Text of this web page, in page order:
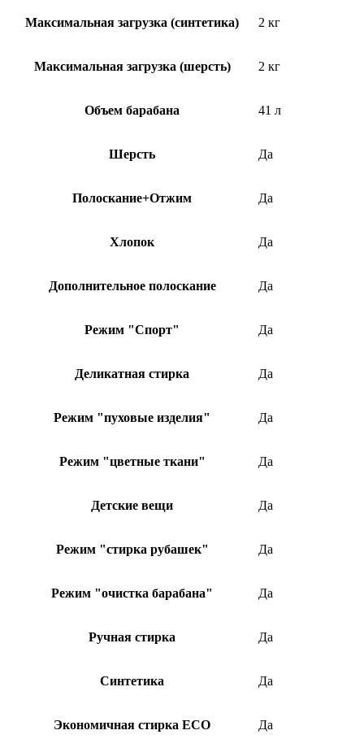
Максимальная загрузка (синтетика) 2 кг
Максимальная загрузка (шерсть) 2 кг
Объем барабана 41 л
Шерсть Да
Полоскание+Отжим Да
Хлопок Да
Дополнительное полоскание Да
Режим "Спорт" Да
Деликатная стирка Да
Режим "пуховые изделия" Да
Режим "цветные ткани" Да
Детские вещи Да
Режим "стирка рубашек" Да
Режим "очистка барабана" Да
Ручная стирка Да
Синтетика Да
Экономичная стирка ECO Да